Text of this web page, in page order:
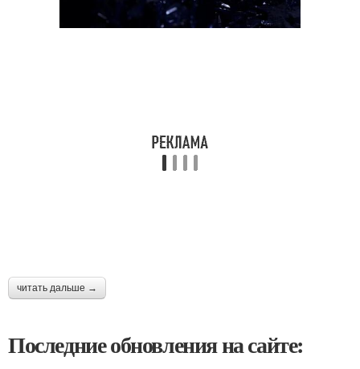
читать дальше →
Последние обновления на сайте: